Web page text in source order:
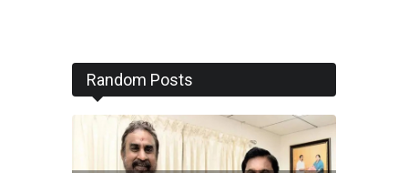
Random Posts